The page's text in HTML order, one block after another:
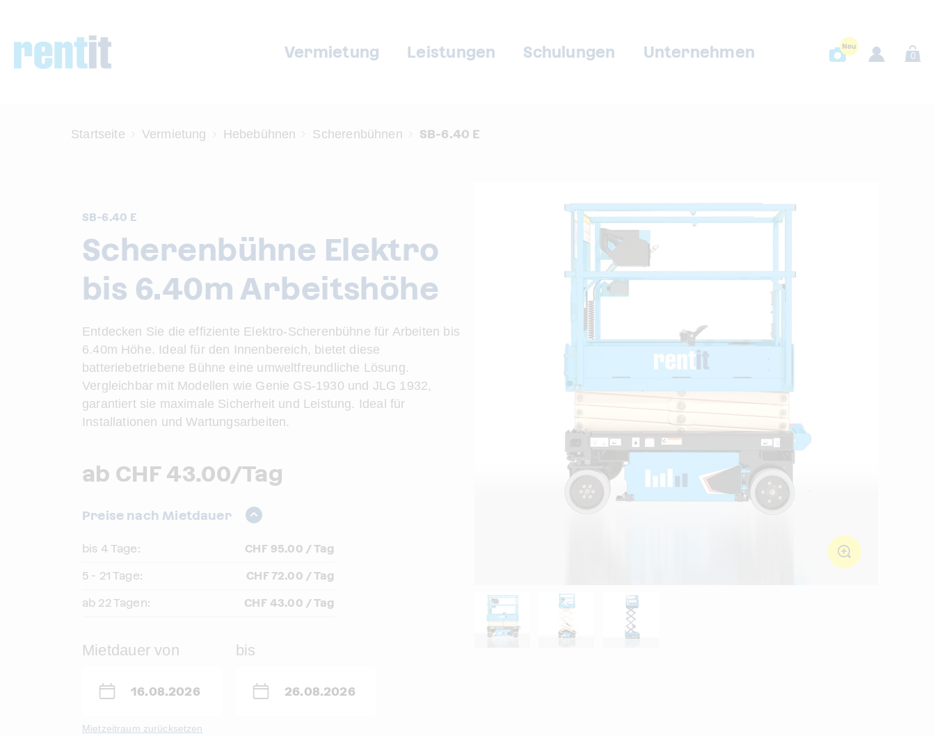
Vermietung Leistungen Schulungen Unternehmen 0
Startseite Vermietung Hebebühnen Scherenbühnen SB-6.40 E
SB-6.40 E
Scherenbühne Elektro
bis 6.40m Arbeitshöhe
Entdecken Sie die effiziente Elektro-Scherenbühne für Arbeiten bis
6.40m Höhe. Ideal für den Innenbereich, bietet diese
batteriebetriebene Bühne eine umweltfreundliche Lösung.
Vergleichbar mit Modellen wie Genie GS-1930 und JLG 1932,
garantiert sie maximale Sicherheit und Leistung. Ideal für
Installationen und Wartungsarbeiten.
ab CHF 43.00/Tag
Preise nach Mietdauer
bis 4 Tage: CHF 95.00 / Tag
5 - 21 Tage: CHF 72.00 / Tag
ab 22 Tagen: CHF 43.00 / Tag
Mietdauer von bis
Mietzeitraum zurücksetzen